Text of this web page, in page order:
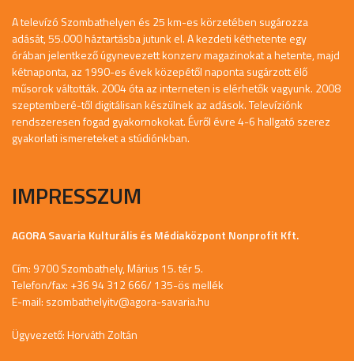
A televízó Szombathelyen és 25 km-es körzetében sugározza
adását, 55.000 háztartásba jutunk el. A kezdeti kéthetente egy
órában jelentkező úgynevezett konzerv magazinokat a hetente, majd
kétnaponta, az 1990-es évek közepétől naponta sugárzott élő
műsorok váltották. 2004 óta az interneten is elérhetők vagyunk. 2008
szeptemberé-től digitálisan készülnek az adások. Televíziónk
rendszeresen fogad gyakornokokat. Évről évre 4-6 hallgató szerez
gyakorlati ismereteket a stúdiónkban.
IMPRESSZUM
AGORA Savaria Kulturális és Médiaközpont Nonprofit Kft.
Cím: 9700 Szombathely, Márius 15. tér 5.
Telefon/fax: +36 94 312 666/ 135-ös mellék
E-mail: szombathelyitv@agora-savaria.hu
Ügyvezető: Horváth Zoltán